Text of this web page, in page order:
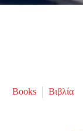
Books Βιβλία